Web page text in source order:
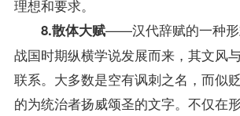
理想和要求。
8.散体大赋——汉代辞赋的一种形
战国时期纵横学说发展而来，其文风
联系。大多数是空有讽刺之名，而似
的为统治者扬威颂圣的文字。不仅在